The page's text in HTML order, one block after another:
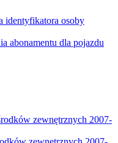
identyfikatora osoby
abonamentu dla pojazdu
zewnętrznych 2007-